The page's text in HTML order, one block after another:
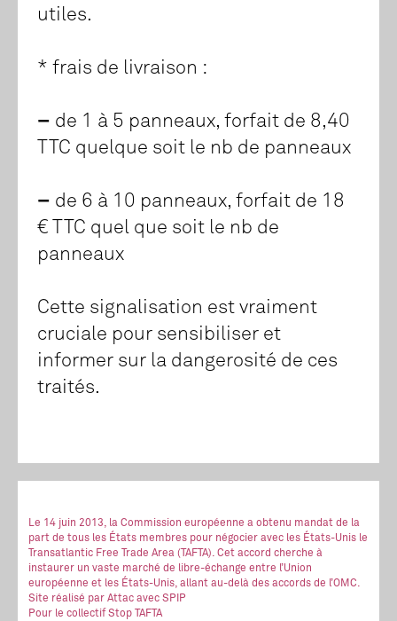
utiles.
* frais de livraison :
– de 1 à 5 panneaux, forfait de 8,40
TTC quelque soit le nb de panneaux
– de 6 à 10 panneaux, forfait de 18
€ TTC quel que soit le nb de
panneaux
Cette signalisation est vraiment
cruciale pour sensibiliser et
informer sur la dangerosité de ces
traités.
Le 14 juin 2013, la Commission européenne a obtenu mandat de la
part de tous les États membres pour négocier avec les États-Unis le
Transatlantic Free Trade Area (TAFTA). Cet accord cherche à
instaurer un vaste marché de libre-échange entre l’Union
européenne et les États-Unis, allant au-delà des accords de l’OMC.
Site réalisé par Attac avec SPIP
Pour le collectif Stop TAFTA